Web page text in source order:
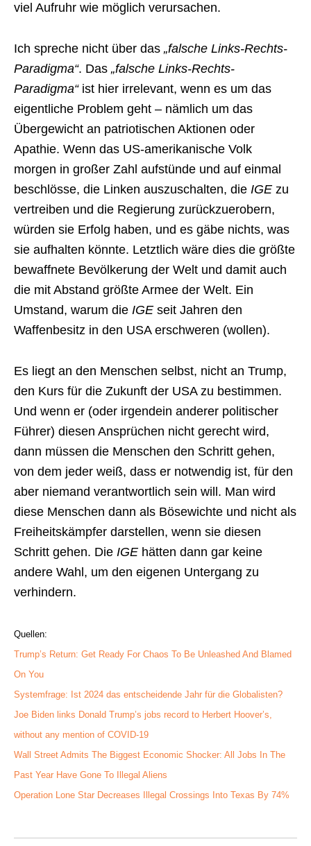
viel Aufruhr wie möglich verursachen.
Ich spreche nicht über das „falsche Links-Rechts-
Paradigma“. Das „falsche Links-Rechts-
Paradigma“ist hier irrelevant, wenn es um das
eigentliche Problem geht – nämlich um das
Übergewicht an patriotischen Aktionen oder
Apathie. Wenn das US-amerikanische Volk
morgen in großer Zahl aufstünde und auf einmal
beschlösse, die Linken auszuschalten, die IGE zu
vertreiben und die Regierung zurückzuerobern,
würden sie Erfolg haben, und es gäbe nichts, was
sie aufhalten könnte. Letztlich wäre dies die größte
bewaffnete Bevölkerung der Welt und damit auch
die mit Abstand größte Armee der Welt. Ein
Umstand, warum die IGE seit Jahren den
Waffenbesitz in den USA erschweren (wollen).
Es liegt an den Menschen selbst, nicht an Trump,
den Kurs für die Zukunft der USA zu bestimmen.
Und wenn er (oder irgendein anderer politischer
Führer) diesen Ansprüchen nicht gerecht wird,
dann müssen die Menschen den Schritt gehen,
von dem jeder weiß, dass er notwendig ist, für den
aber niemand verantwortlich sein will. Man wird
diese Menschen dann als Bösewichte und nicht als
Freiheitskämpfer darstellen, wenn sie diesen
Schritt gehen. Die IGE hätten dann gar keine
andere Wahl, um den eigenen Untergang zu
verhindern.
Quellen:
Trump’s Return: Get Ready For Chaos To Be Unleashed And Blamed
On You
Systemfrage: Ist 2024 das entscheidende Jahr für die Globalisten?
Joe Biden links Donald Trump’s jobs record to Herbert Hoover’s,
without any mention of COVID-19
Wall Street Admits The Biggest Economic Shocker: All Jobs In The
Past Year Have Gone To Illegal Aliens
Operation Lone Star Decreases Illegal Crossings Into Texas By 74%